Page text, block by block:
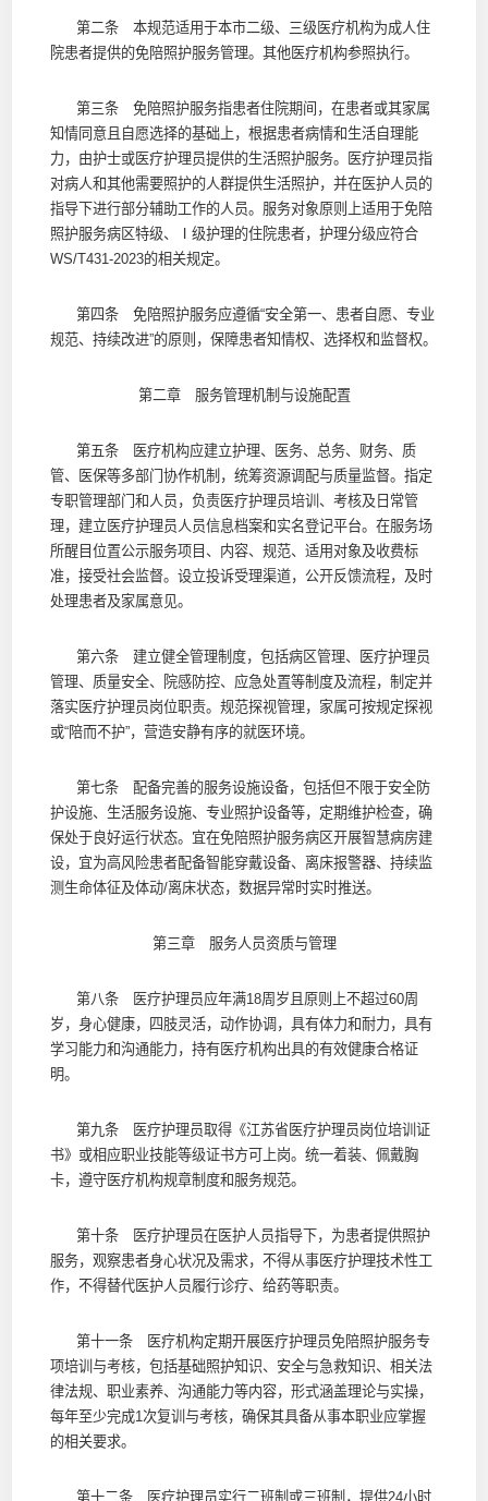
第二条 本规范适用于本市二级、三级医疗机构为成人住
院患者提供的免陪照护服务管理。其他医疗机构参照执行。
第三条 免陪照护服务指患者住院期间，在患者或其家属
知情同意且自愿选择的基础上，根据患者病情和生活自理能
力，由护士或医疗护理员提供的生活照护服务。医疗护理员指
对病人和其他需要照护的人群提供生活照护，并在医护人员的
指导下进行部分辅助工作的人员。服务对象原则上适用于免陪
照护服务病区特级、Ⅰ级护理的住院患者，护理分级应符合
WS/T431-2023的相关规定。
第四条 免陪照护服务应遵循“安全第一、患者自愿、专业
规范、持续改进”的原则，保障患者知情权、选择权和监督权。
第二章 服务管理机制与设施配置
第五条 医疗机构应建立护理、医务、总务、财务、质
管、医保等多部门协作机制，统筹资源调配与质量监督。指定
专职管理部门和人员，负责医疗护理员培训、考核及日常管
理，建立医疗护理员人员信息档案和实名登记平台。在服务场
所醒目位置公示服务项目、内容、规范、适用对象及收费标
准，接受社会监督。设立投诉受理渠道，公开反馈流程，及时
处理患者及家属意见。
第六条 建立健全管理制度，包括病区管理、医疗护理员
管理、质量安全、院感防控、应急处置等制度及流程，制定并
落实医疗护理员岗位职责。规范探视管理，家属可按规定探视
或“陪而不护”，营造安静有序的就医环境。
第七条 配备完善的服务设施设备，包括但不限于安全防
护设施、生活服务设施、专业照护设备等，定期维护检查，确
保处于良好运行状态。宜在免陪照护服务病区开展智慧病房建
设，宜为高风险患者配备智能穿戴设备、离床报警器、持续监
测生命体征及体动/离床状态，数据异常时实时推送。
第三章 服务人员资质与管理
第八条 医疗护理员应年满18周岁且原则上不超过60周
岁，身心健康，四肢灵活，动作协调，具有体力和耐力，具有
学习能力和沟通能力，持有医疗机构出具的有效健康合格证
明。
第九条 医疗护理员取得《江苏省医疗护理员岗位培训证
书》或相应职业技能等级证书方可上岗。统一着装、佩戴胸
卡，遵守医疗机构规章制度和服务规范。
第十条 医疗护理员在医护人员指导下，为患者提供照护
服务，观察患者身心状况及需求，不得从事医疗护理技术性工
作，不得替代医护人员履行诊疗、给药等职责。
第十一条 医疗机构定期开展医疗护理员免陪照护服务专
项培训与考核，包括基础照护知识、安全与急救知识、相关法
律法规、职业素养、沟通能力等内容，形式涵盖理论与实操，
每年至少完成1次复训与考核，确保其具备从事本职业应掌握
的相关要求。
第十二条 医疗护理员实行二班制或三班制，提供24小时